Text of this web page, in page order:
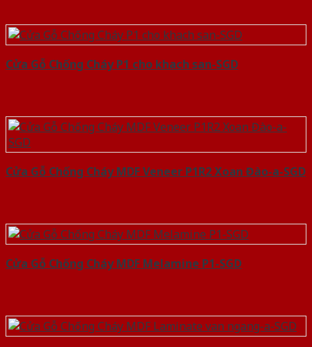
Cửa Gỗ Chống Cháy P1 cho khach san-SGD
Cửa Gỗ Chống Cháy MDF Veneer P1R2 Xoan Đào-a-SGD
Cửa Gỗ Chống Cháy MDF Melamine P1-SGD